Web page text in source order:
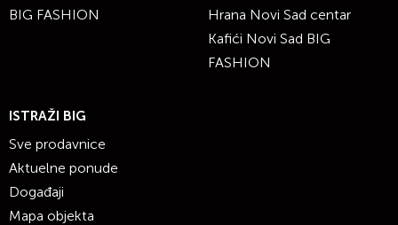
BIG FASHION
Hrana Novi Sad centar
Kafići Novi Sad BIG
FASHION
ISTRAŽI BIG
Sve prodavnice
Aktuelne ponude
Događaji
Mapa objekta